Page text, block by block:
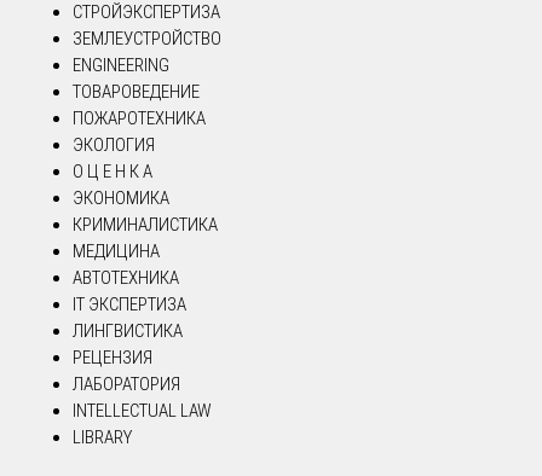
СТРОЙЭКСПЕРТИЗА
ЗЕМЛЕУСТРОЙСТВО
ENGINEERING
ТОВАРОВЕДЕНИЕ
ПОЖАРОТЕХНИКА
ЭКОЛОГИЯ
О Ц Е Н К А
ЭКОНОМИКА
КРИМИНАЛИСТИКА
МЕДИЦИНА
АВТОТЕХНИКА
IT ЭКСПЕРТИЗА
ЛИНГВИСТИКА
РЕЦЕНЗИЯ
ЛАБОРАТОРИЯ
INTELLECTUAL LAW
LIBRARY